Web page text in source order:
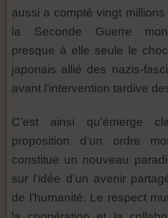
aussi a compté vingt
la Seconde Guerre
presque à elle seule le choc
japonais allié des nazis-
avant l’intervention tardive
C’est ainsi qu’émerge
proposition d’un ordre
constitue un nouveau
sur l’idée d’un avenir
de l’humanité. Le respect